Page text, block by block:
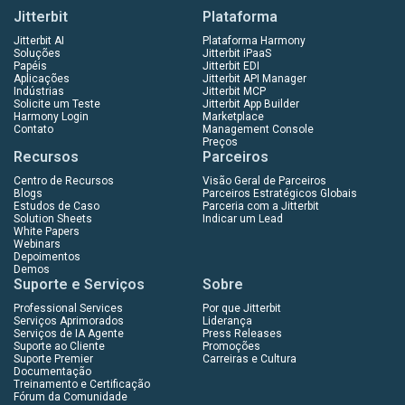
Jitterbit
Jitterbit AI
Soluções
Papéis
Aplicações
Indústrias
Solicite um Teste
Harmony Login
Contato
Plataforma
Plataforma Harmony
Jitterbit iPaaS
Jitterbit EDI
Jitterbit API Manager
Jitterbit MCP
Jitterbit App Builder
Marketplace
Management Console
Preços
Recursos
Centro de Recursos
Blogs
Estudos de Caso
Solution Sheets
White Papers
Webinars
Depoimentos
Demos
Parceiros
Visão Geral de Parceiros
Parceiros Estratégicos Globais
Parceria com a Jitterbit
Indicar um Lead
Suporte e Serviços
Professional Services
Serviços Aprimorados
Serviços de IA Agente
Suporte ao Cliente
Suporte Premier
Documentação
Treinamento e Certificação
Fórum da Comunidade
Sobre
Por que Jitterbit
Liderança
Press Releases
Promoções
Carreiras e Cultura